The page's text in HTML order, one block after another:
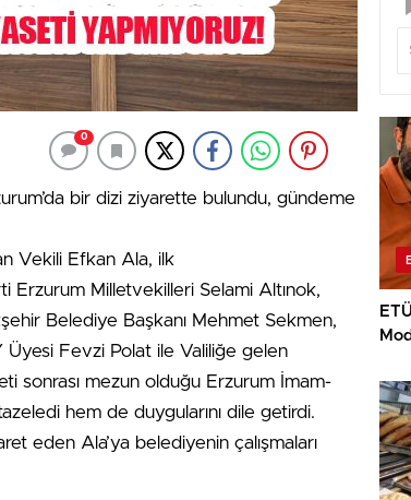
0
bir dizi ziyarette bulundu, gündeme
Vekili Efkan Ala, ilk
Erzurum Milletvekilleri Selami Altınok,
Belediye Başkanı Mehmet Sekmen,
Üyesi Fevzi Polat ile Valiliğe gelen
sonrası mezun olduğu Erzurum İmam-
hem de duygularını dile getirdi.
eden Ala’ya belediyenin çalışmaları